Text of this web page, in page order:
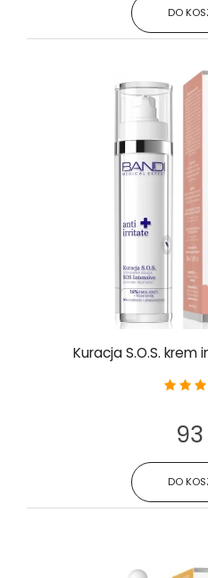
DO
Kuracja S.O.S.
DO
93